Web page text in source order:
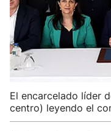
El encarcelado líder
centro) leyendo el